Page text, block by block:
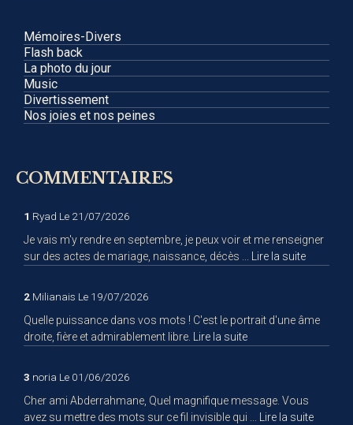
Mémoires-Divers
Flash back
La photo du jour
Music
Divertissement
Nos joies et nos peines
COMMENTAIRES
1 Ryad Le 21/07/2026
Je vais m'y rendre en septembre, je peux voir et me renseigner
sur des actes de mariage, naissance, décès ... Lire la suite
2 Milianais Le 19/07/2026
Quelle puissance dans vos mots ! C'est le portrait d'une âme
droite, fière et admirablement libre. Lire la suite
3 noria Le 01/06/2026
Cher ami Abderrahmane, Quel magnifique message. Vous
avez su mettre des mots sur ce fil invisible qui ... Lire la suite